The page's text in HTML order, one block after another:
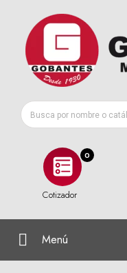
0
Cotizador
Menú